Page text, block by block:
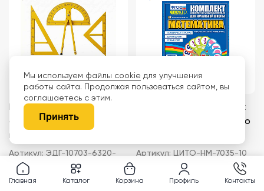
Комплект чертежного
оборудования и
приспособлений для
школьной доски
(треугольник,
транспортир, циркуль,
Артикул: ЭДГ-10703-6320-
6318-6321-6322
3 816 ₽
Комплект динамических
раздаточных пособий по
начальной школы)
Артикул: ЦИТО-НМ-7035-10
11 900 ₽
Главная Каталог Корзина Профиль Контакты
Мы используем файлы cookie для улучшения
работы сайта. Продолжая пользоваться сайтом, вы
соглашаетесь с этим.
Принять